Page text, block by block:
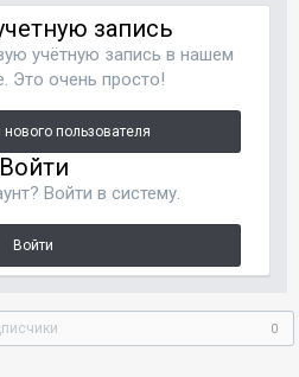
запись
учётную запись в нашем
Это очень просто!
нового пользователя
Войти
Войти в систему.
Войти
0